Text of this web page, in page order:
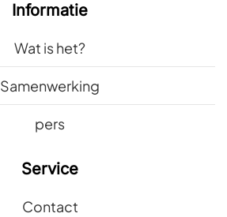
Informatie
Wat is het?
Samenwerking
pers
Service
Contact